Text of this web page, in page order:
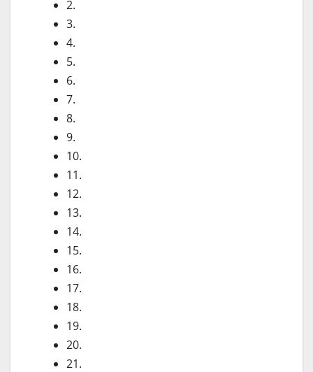
2.
3.
4.
5.
6.
7.
8.
9.
10.
11.
12.
13.
14.
15.
16.
17.
18.
19.
20.
21.